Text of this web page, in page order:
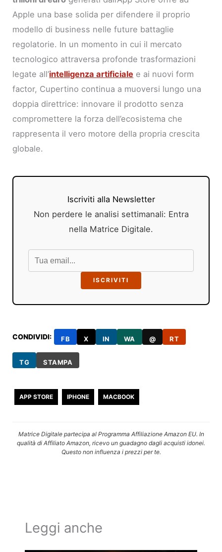
Apple una base solida per difendere il proprio
modello di business nelle future battaglie
regolatorie. In un momento in cui il mercato
tecnologico attraversa profonde trasformazioni
legate all’intelligenza artificiale e ai nuovi form
factor, Cupertino continua a muoversi lungo una
doppia direttrice: innovare il prodotto senza
compromettere la forza dell’ecosistema che
rappresenta il vero motore della propria crescita
globale.
Iscriviti alla Newsletter
Non perdere le analisi settimanali: Entra
nella Matrice Digitale.
ISCRIVITI
CONDIVIDI: FB X IN WA @ RT
TG STAMPA
APP STORE IPHONE MACBOOK
Matrice Digitale partecipa al Programma Affiliazione Amazon EU. In
qualità di Affiliato Amazon, ricevo un guadagno dagli acquisti idonei.
Questo non influenza i prezzi per te.
Leggi anche